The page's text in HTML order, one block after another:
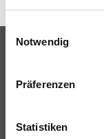
haben oder die
Einwilligungsauswahl
Notwendig
Präferenzen
Statistiken
Online-Shop
Putze- und